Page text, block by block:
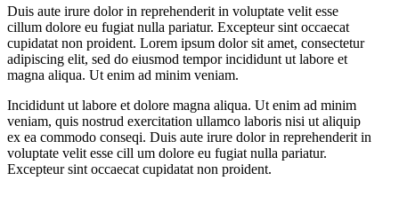
Duis aute irure dolor in reprehenderit in voluptate velit esse
cillum dolore eu fugiat nulla pariatur. Excepteur sint occaecat
cupidatat non proident. Lorem ipsum dolor sit amet, consectetur
adipiscing elit, sed do eiusmod tempor incididunt ut labore et
magna aliqua. Ut enim ad minim veniam.
Incididunt ut labore et dolore magna aliqua. Ut enim ad minim
veniam, quis nostrud exercitation ullamco laboris nisi ut aliquip
ex ea commodo conseqi. Duis aute irure dolor in reprehenderit in
voluptate velit esse cill um dolore eu fugiat nulla pariatur.
Excepteur sint occaecat cupidatat non proident.